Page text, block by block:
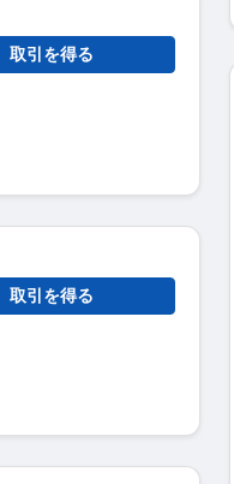
取引を得る
取引を得る